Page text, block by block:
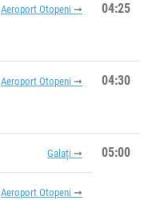
Aeroport Otopeni 04:25
Aeroport Otopeni 04:30
Galați 05:00
Aeroport Otopeni